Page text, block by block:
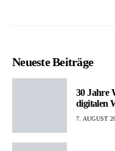
Neueste Beiträge
30 Jahre
digitalen
7. AUGUST